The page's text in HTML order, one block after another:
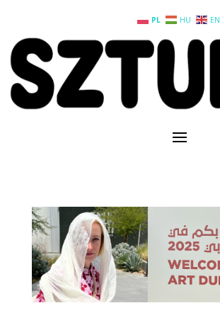
PL HU EN